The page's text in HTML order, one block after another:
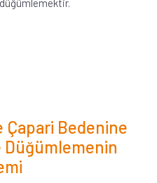
Çapari Bedenine
Düğümlemenin